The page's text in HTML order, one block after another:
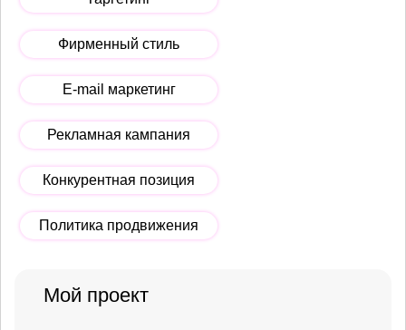
Фирменный стиль
E-mail маркетинг
Рекламная кампания
Конкурентная позиция
Политика продвижения